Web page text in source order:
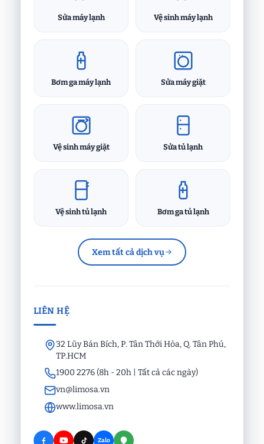
Sửa máy lạnh Vệ sinh máy lạnh
Bơm ga máy lạnh Sửa máy giặt
Vệ sinh máy giặt Sửa tủ lạnh
Vệ sinh tủ lạnh Bơm ga tủ lạnh
Xem tất cả dịch vụ
LIÊN HỆ
32 Lũy Bán Bích, P. Tân Thới Hòa, Q. Tân Phú,
TP.HCM
1900 2276 (8h - 20h | Tất cả các ngày)
vn@limosa.vn
www.limosa.vn
Zalo